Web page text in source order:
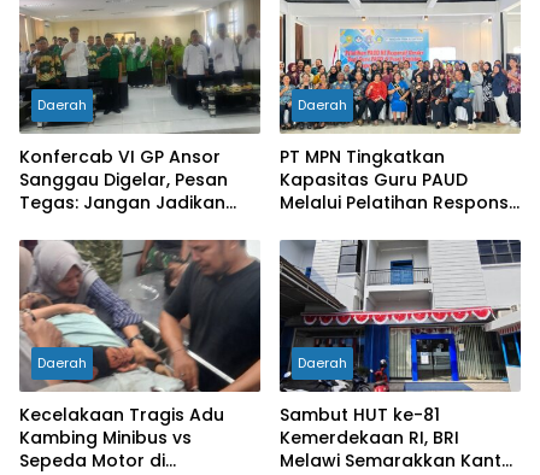
Daerah
Konfercab VI GP Ansor
Sanggau Digelar, Pesan
Tegas: Jangan Jadikan
Kejar Jabatan
Daerah
PT MPN Tingkatkan
Kapasitas Guru PAUD
Melalui Pelatihan Responsif
Daerah
Kecelakaan Tragis Adu
Kambing Minibus vs
Sepeda Motor di
Daerah
Sambut HUT ke-81
Kemerdekaan RI, BRI
Melawi Semarakkan Kantor